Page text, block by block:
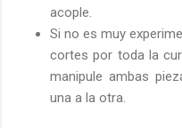
acople.
Si no es muy
cortes por toda la
manipule ambas
una a la otra.